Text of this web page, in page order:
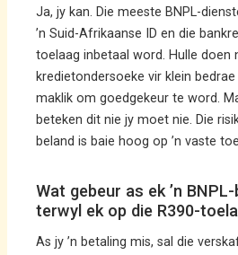
Ja, jy kan. Die meeste BNPL-
’n Suid-Afrikaanse ID en die
toelaag inbetaal word. Hulle doen
kredietondersoeke vir klein
maklik om goedgekeur te word.
beteken dit nie jy moet nie. Die
beland is baie hoog op ’n vaste
Wat gebeur as ek ’n
terwyl ek op die R390-
As jy ’n betaling mis, sal die